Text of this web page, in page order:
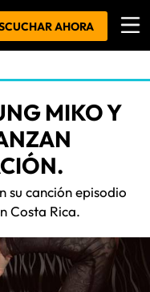
AHORA
MIKO Y
su canción episodio
Costa Rica.